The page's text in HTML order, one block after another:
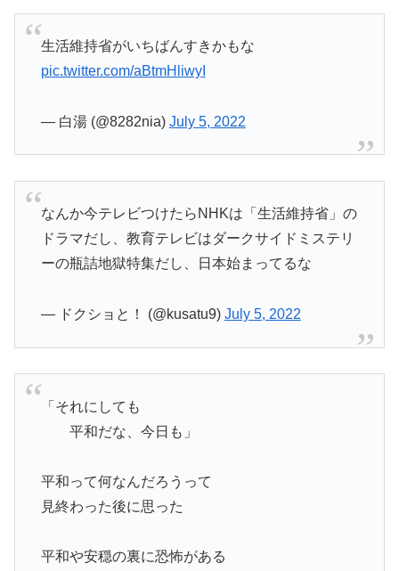
生活維持省がいちばんすきかもな
pic.twitter.com/aBtmHliwyI
— 白湯 (@8282nia) July 5, 2022
なんか今テレビつけたらNHKは「生活維持省」の
ドラマだし、教育テレビはダークサイドミステリ
ーの瓶詰地獄特集だし、日本始まってるな
— ドクショと！ (@kusatu9) July 5, 2022
「それにしても
平和だな、今日も」
平和って何なんだろうって
見終わった後に思った
平和や安穏の裏に恐怖がある